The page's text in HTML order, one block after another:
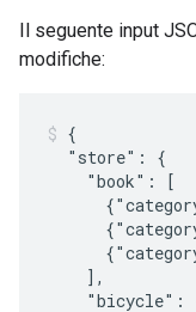
Il seguente input
modifiche:
{
  "store": {
    "book": [
    ],
"bicycle":